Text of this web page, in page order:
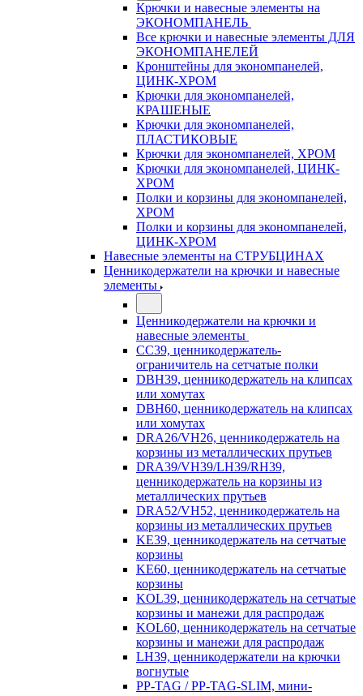
Крючки и навесные элементы на
ЭКОНОМПАНЕЛЬ
Все крючки и навесные элементы ДЛЯ
ЭКОНОМПАНЕЛЕЙ
Кронштейны для экономпанелей,
ЦИНК-ХРОМ
Крючки для экономпанелей,
КРАШЕНЫЕ
Крючки для экономпанелей,
ПЛАСТИКОВЫЕ
Крючки для экономпанелей, ХРОМ
Крючки для экономпанелей, ЦИНК-
ХРОМ
Полки и корзины для экономпанелей,
ХРОМ
Полки и корзины для экономпанелей,
ЦИНК-ХРОМ
Навесные элементы на СТРУБЦИНАХ
Ценникодержатели на крючки и навесные
элементы
Ценникодержатели на крючки и
навесные элементы
CC39, ценникодержатель-
ограничитель на сетчатые полки
DBH39, ценникодержатель на клипсах
или хомутах
DBH60, ценникодержатель на клипсах
или хомутах
DRA26/VH26, ценникодержатель на
корзины из металлических прутьев
DRA39/VH39/LH39/RH39,
ценникодержатель на корзины из
металлических прутьев
DRA52/VH52, ценникодержатель на
корзины из металлических прутьев
KE39, ценникодержатель на сетчатые
корзины
KE60, ценникодержатель на сетчатые
корзины
KOL39, ценникодержатель на сетчатые
корзины и манежи для распродаж
KOL60, ценникодержатель на сетчатые
корзины и манежи для распродаж
LH39, ценникодержатели на крючки
вогнутые
PP-TAG / PP-TAG-SLIM, мини-